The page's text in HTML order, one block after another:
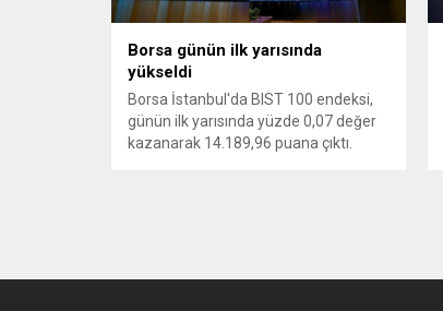
Borsa günün ilk yarısında
yükseldi
Borsa İstanbul'da BIST 100 endeksi,
günün ilk yarısında yüzde 0,07 değer
kazanarak 14.189,96 puana çıktı.